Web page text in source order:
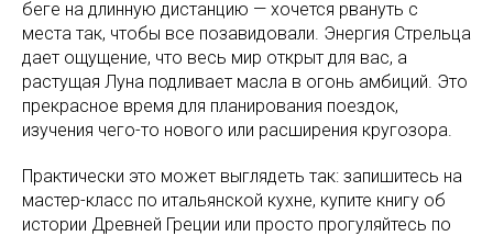
беге на длинную дистанцию — хочется рвануть с
места так, чтобы все позавидовали. Энергия Стрельца
дает ощущение, что весь мир открыт для вас, а
растущая Луна подливает масла в огонь амбиций. Это
прекрасное время для планирования поездок,
изучения чего-то нового или расширения кругозора.
Практически это может выглядеть так: запишитесь на
мастер-класс по итальянской кухне, купите книгу об
истории Древней Греции или просто прогуляйтесь по